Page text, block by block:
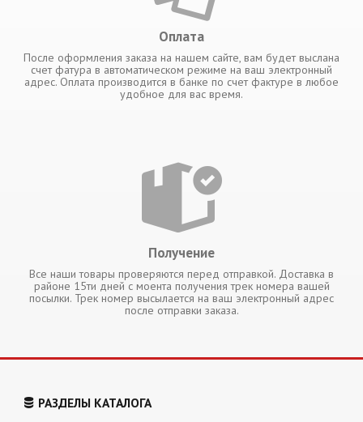
Оплата
После оформления заказа на нашем сайте, вам будет выслана
счет фатура в автоматическом режиме на ваш электронный
адрес. Оплата производится в банке по счет фактуре в любое
удобное для вас время.
Получение
Все наши товары проверяются перед отправкой. Доставка в
районе 15ти дней с моента получения трек номера вашей
посылки. Трек номер высылается на ваш электронный адрес
после отправки заказа.
РАЗДЕЛЫ КАТАЛОГА